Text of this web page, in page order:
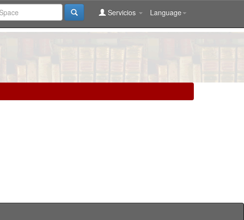
Language
Servicios